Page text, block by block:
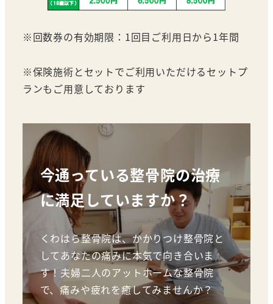
※回数券の有効期限：1回目ご利用日から1年間
※保険施術とセットでご利用いただけるセットプ
ランもご用意しております
今通っている整骨院の治療
に満足していますか？
くわはら整骨院は、かかりつけ整骨院と
してあなたの痛みに本気で向き合いま
す！夫婦二人のアットホームな整骨院
で、痛みや疲れを癒してみませんか？